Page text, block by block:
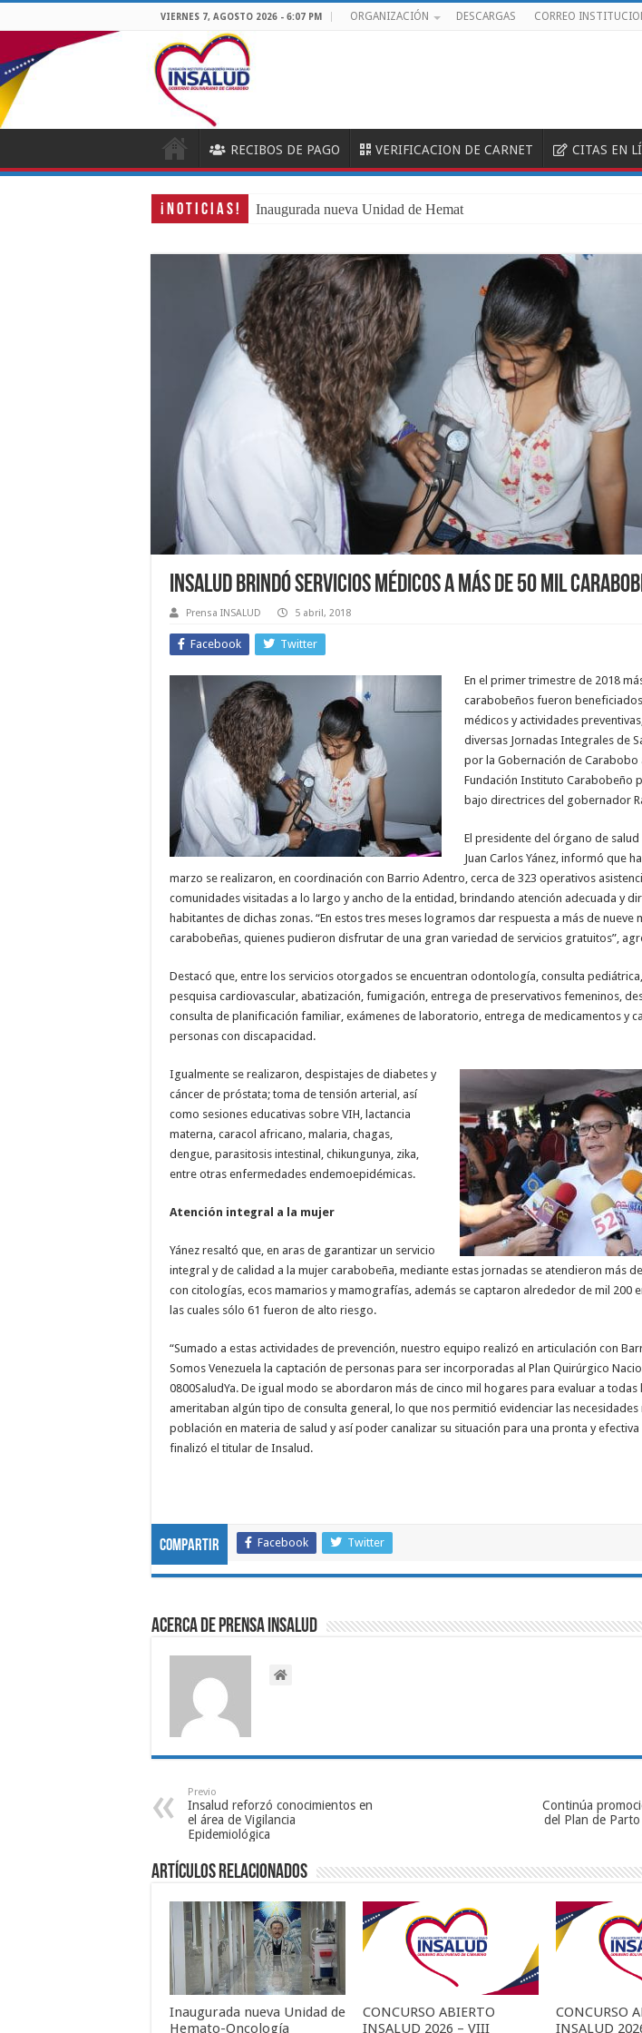
VIERNES 7, AGOSTO 2026 - 6:07 PM ORGANIZACIÓN DESCARGAS CORREO
RECIBOS DE PAGO VERIFICACION DE CARNET CITAS EN
¡ N O T I C I A S ! Inaugurada nueva Unidad de Hemato-Oncología P
Insalud brindó servicios médicos a más de 50 mil
Prensa INSALUD 5 abril, 2018
Facebook Twitter
En el primer trimestre de 2018
carabobeños fueron
médicos y actividades
diversas Jornadas Integrales de
por la Gobernación de Carabobo
Fundación Instituto Carabobeño
bajo directrices del gobernador
El presidente del órgano de salud
Juan Carlos Yánez, informó que
marzo se realizaron, en coordinación con Barrio Adentro, cerca de 323 operativos
comunidades visitadas a lo largo y ancho de la entidad, brindando atención adecuada y
habitantes de dichas zonas. “En estos tres meses logramos dar respuesta a más de nueve
carabobeñas, quienes pudieron disfrutar de una gran variedad de servicios gratuitos”,
Destacó que, entre los servicios otorgados se encuentran odontología, consulta pediátrica,
pesquisa cardiovascular, abatización, fumigación, entrega de preservativos femeninos,
consulta de planificación familiar, exámenes de laboratorio, entrega de medicamentos y
personas con discapacidad.
Igualmente se realizaron, despistajes de diabetes y
cáncer de próstata; toma de tensión arterial, así
como sesiones educativas sobre VIH, lactancia
materna, caracol africano, malaria, chagas,
dengue, parasitosis intestinal, chikungunya, zika,
entre otras enfermedades endemoepidémicas.
Atención integral a la mujer
Yánez resaltó que, en aras de garantizar un servicio
integral y de calidad a la mujer carabobeña, mediante estas jornadas se atendieron más
con citologías, ecos mamarios y mamografías, además se captaron alrededor de mil 200
las cuales sólo 61 fueron de alto riesgo.
“Sumado a estas actividades de prevención, nuestro equipo realizó en articulación con
Somos Venezuela la captación de personas para ser incorporadas al Plan Quirúrgico
0800SaludYa. De igual modo se abordaron más de cinco mil hogares para evaluar a todas
ameritaban algún tipo de consulta general, lo que nos permitió evidenciar las necesidades
población en materia de salud y así poder canalizar su situación para una pronta y efectiva
finalizó el titular de Insalud.
Compartir Facebook Twitter
Acerca de Prensa INSALUD
Previo
Insalud reforzó conocimientos en
el área de Vigilancia
Epidemiológica
Continúa
del Plan de
Artículos relacionados
Inaugurada nueva Unidad de
Hemato-Oncología
CONCURSO ABIERTO
INSALUD 2026 – VIII
CONCURSO
INSALUD